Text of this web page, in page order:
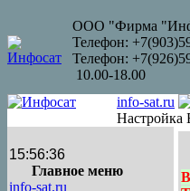
ООО "Фирма
Телефон:
Телефон:
10.00-18.00
info-sat.ru
Настройка
15:56:36
Главное меню
info-sat.ru